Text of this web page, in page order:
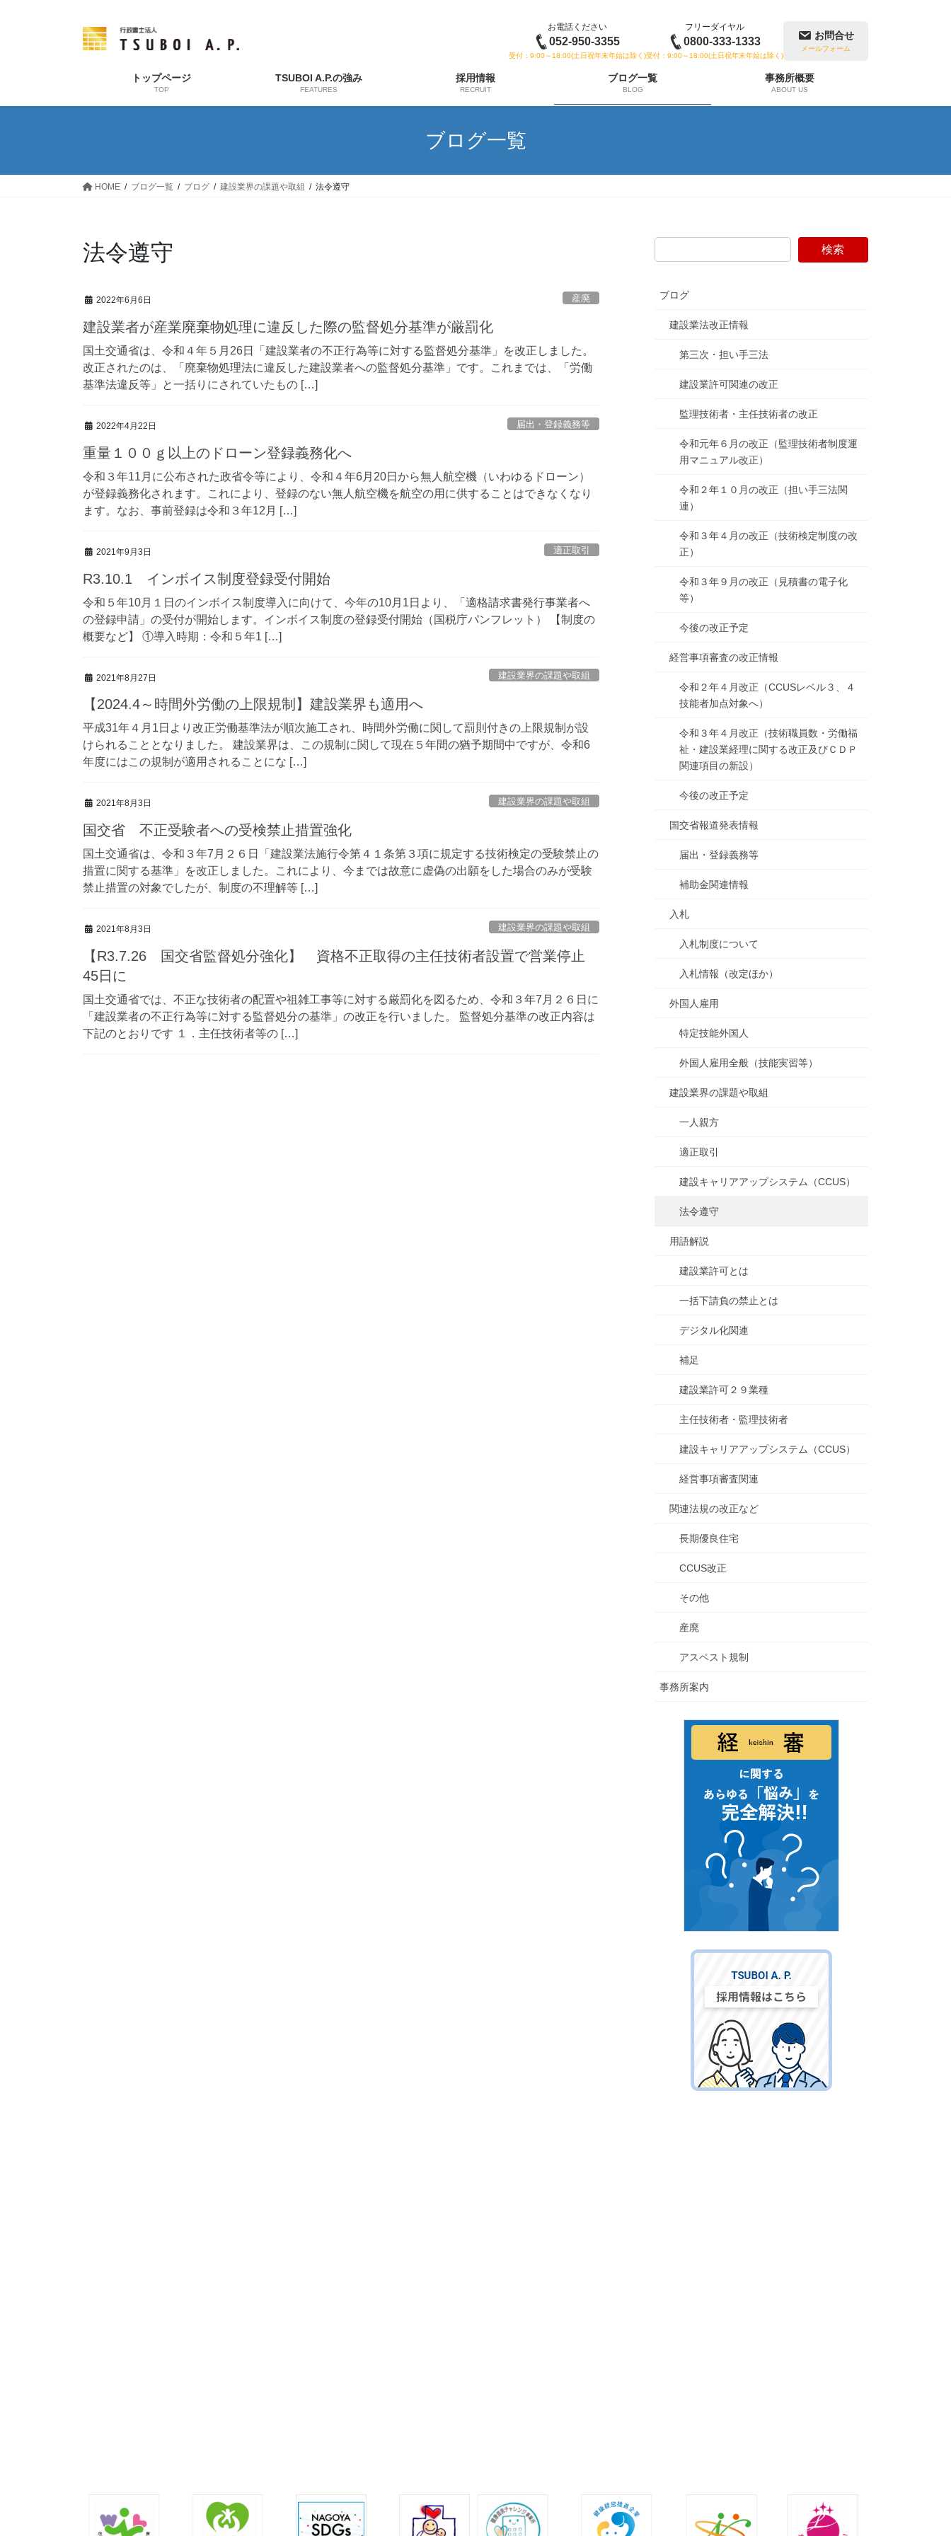
ス
ン
お電話ください
052-950-3355
受付：9:00～18:00(土日祝年末年始は除く)
フリーダイヤル
0800-333-1333
受付：9:00～18:00(土日祝年末年始は除く)
お問合せ
メールフォーム
トップページ
TOP
TSUBOI A.P.の強み
FEATURES
採用情報
RECRUIT
ブログ一覧
BLOG
事務所概要
ABOUT US
ブログ一覧
HOME ブログ一覧 ブログ 建設業界の課題や取組 法令遵守
法令遵守
2022年6月6日 産廃
建設業者が産業廃棄物処理に違反した際の監督処分基準が厳罰化
国土交通省は、令和４年５月26日「建設業者の不正行為等に対する監督処分基準」を改正しました。
改正されたのは、「廃棄物処理法に違反した建設業者への監督処分基準」です。これまでは、「労働
基準法違反等」と一括りにされていたもの […]
2022年4月22日 届出・登録義務等
重量１００ｇ以上のドローン登録義務化へ
令和３年11月に公布された政省令等により、令和４年6月20日から無人航空機（いわゆるドローン）
が登録義務化されます。これにより、登録のない無人航空機を航空の用に供することはできなくなり
ます。なお、事前登録は令和３年12月 […]
2021年9月3日 適正取引
R3.10.1 インボイス制度登録受付開始
令和５年10月１日のインボイス制度導入に向けて、今年の10月1日より、「適格請求書発行事業者へ
の登録申請」の受付が開始します。インボイス制度の登録受付開始（国税庁パンフレット） 【制度の
概要など】 ①導入時期：令和５年1 […]
2021年8月27日 建設業界の課題や取組
【2024.4～時間外労働の上限規制】建設業界も適用へ
平成31年４月1日より改正労働基準法が順次施工され、時間外労働に関して罰則付きの上限規制が設
けられることとなりました。 建設業界は、この規制に関して現在５年間の猶予期間中ですが、令和6
年度にはこの規制が適用されることにな […]
2021年8月3日 建設業界の課題や取組
国交省 不正受験者への受検禁止措置強化
国土交通省は、令和３年7月２６日「建設業法施行令第４１条第３項に規定する技術検定の受験禁止の
措置に関する基準」を改正しました。これにより、今までは故意に虚偽の出願をした場合のみが受験
禁止措置の対象でしたが、制度の不理解等 […]
2021年8月3日 建設業界の課題や取組
【R3.7.26 国交省監督処分強化】 資格不正取得の主任技術者設置で営業停止
45日に
国土交通省では、不正な技術者の配置や祖雑工事等に対する厳罰化を図るため、令和３年7月２６日に
「建設業者の不正行為等に対する監督処分の基準」の改正を行いました。 監督処分基準の改正内容は
下記のとおりです １．主任技術者等の […]
検索
ブログ
建設業法改正情報
第三次・担い手三法
建設業許可関連の改正
監理技術者・主任技術者の改正
令和元年６月の改正（監理技術者制度運
用マニュアル改正）
令和２年１０月の改正（担い手三法関
連）
令和３年４月の改正（技術検定制度の改
正）
令和３年９月の改正（見積書の電子化
等）
今後の改正予定
経営事項審査の改正情報
令和２年４月改正（CCUSレベル３、４
技能者加点対象へ）
令和３年４月改正（技術職員数・労働福
祉・建設業経理に関する改正及びＣＤＰ
関連項目の新設）
今後の改正予定
国交省報道発表情報
届出・登録義務等
補助金関連情報
入札
入札制度について
入札情報（改定ほか）
外国人雇用
特定技能外国人
外国人雇用全般（技能実習等）
建設業界の課題や取組
一人親方
適正取引
建設キャリアアップシステム（CCUS）
法令遵守
用語解説
建設業許可とは
一括下請負の禁止とは
デジタル化関連
補足
建設業許可２９業種
主任技術者・監理技術者
建設キャリアアップシステム（CCUS）
経営事項審査関連
関連法規の改正など
長期優良住宅
CCUS改正
その他
産廃
アスベスト規制
事務所案内